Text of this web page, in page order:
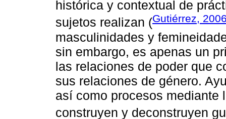
histórica y contextual de
sujetos realizan (Gutiérrez,
masculinidades y
sin embargo, es apenas un
las relaciones de poder que
sus relaciones de género.
así como procesos mediante
construyen y deconstruyen